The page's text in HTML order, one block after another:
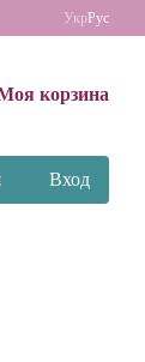
УкрРус
корзина
Вход